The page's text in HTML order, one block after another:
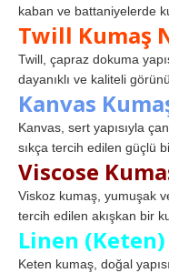
kaban ve battaniyelerde
Twill Kumaş
Twill, çapraz dokuma
dayanıklı ve kaliteli
Kanvas
Kanvas, sert yapısıyla
sıkça tercih edilen güçlü
Viscose
Viskoz kumaş, yumuşak
tercih edilen akışkan bir
Linen
Keten kumaş, doğal